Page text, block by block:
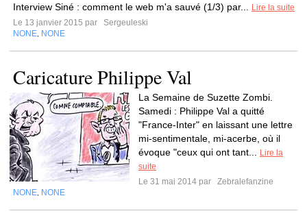
Interview Siné : comment le web m'a sauvé (1/3) par...
Lire la suite
Le 13 janvier 2015 par
Sergeuleski
NONE NONE
Caricature Philippe Val
La Semaine de Suzette Zombi.
Samedi : Philippe Val a quitté
"France-Inter" en laissant une lettre
mi-sentimentale, mi-acerbe, où il
évoque "ceux qui ont tant...
Lire la
suite
Le 31 mai 2014 par
Zebralefanzine
NONE NONE